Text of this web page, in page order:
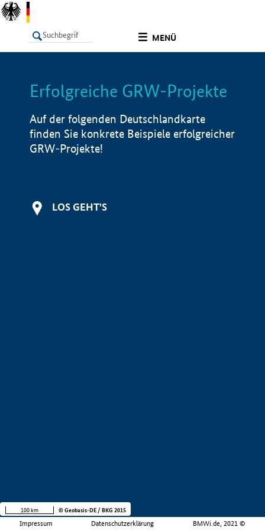
MENÜ
LISTE Info
Erfolgreiche GRW-Projekte
Auf der folgenden Deutschlandkarte
finden Sie konkrete Beispiele erfolgreicher
GRW-Projekte!
LOS GEHT'S
Impressum Datenschutzerklärung BMWi.de, 2021 ©
100 km © Geobasis-DE / BKG 2015